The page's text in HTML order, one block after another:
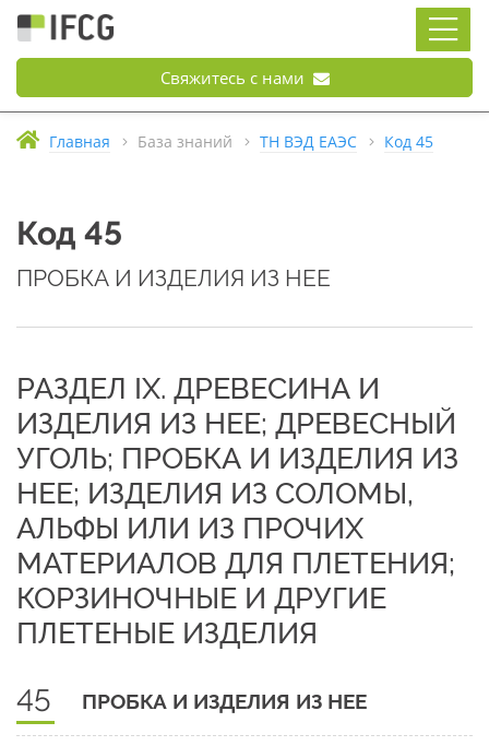
Свяжитесь с нами
Главная База знаний ТН ВЭД ЕАЭС Код 45
Код 45
ПРОБКА И ИЗДЕЛИЯ ИЗ НЕЕ
РАЗДЕЛ IX. ДРЕВЕСИНА И
ИЗДЕЛИЯ ИЗ НЕЕ; ДРЕВЕСНЫЙ
УГОЛЬ; ПРОБКА И ИЗДЕЛИЯ ИЗ
НЕЕ; ИЗДЕЛИЯ ИЗ СОЛОМЫ,
АЛЬФЫ ИЛИ ИЗ ПРОЧИХ
МАТЕРИАЛОВ ДЛЯ ПЛЕТЕНИЯ;
КОРЗИНОЧНЫЕ И ДРУГИЕ
ПЛЕТЕНЫЕ ИЗДЕЛИЯ
45 ПРОБКА И ИЗДЕЛИЯ ИЗ НЕЕ